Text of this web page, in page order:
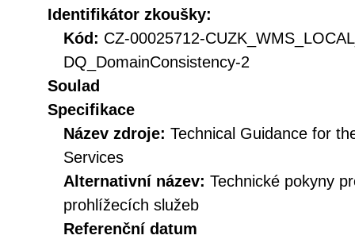
Identifikátor zkoušky:
Kód: CZ-00025712-
DQ_DomainConsistency-2
Soulad
Specifikace
Název zdroje: Technical Guidance for
Services
Alternativní název: Technické pokyny
prohlížecích služeb
Referenční datum